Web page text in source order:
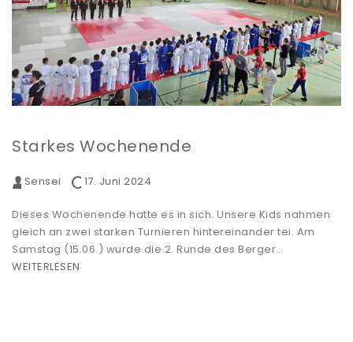
Starkes Wochenende
Sensei 17. Juni 2024
Dieses Wochenende hatte es in sich. Unsere Kids nahmen
gleich an zwei starken Turnieren hintereinander tei. Am
Samstag (15.06.) wurde die 2. Runde des Berger…
WEITERLESEN